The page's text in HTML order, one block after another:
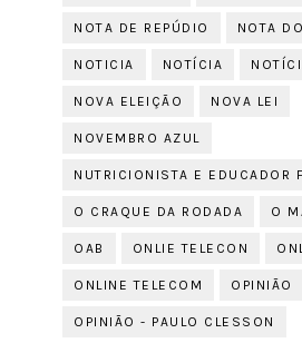
NOTA DE REPÚDIO NOTA
NOTICIA NOTÍCIA
NOVA ELEIÇÃO NOVA LEI
NOVEMBRO AZUL
NUTRICIONISTA E EDUCADOR
O CRAQUE DA RODADA O
OAB ONLIE TELECON
ONLINE TELECOM OPINIÃO
OPINIÃO - PAULO CLESSON